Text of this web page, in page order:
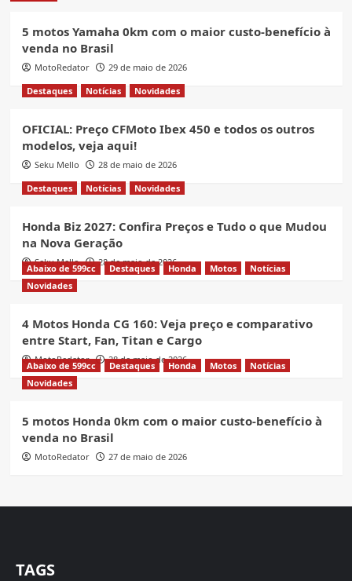
5 motos Yamaha 0km com o maior custo-benefício à
venda no Brasil
MotoRedator
29 de maio de 2026
Destaques
Notícias Novidades
OFICIAL: Preço CFMoto Ibex 450 e todos os outros
modelos, veja aqui!
Seku Mello
28 de maio de 2026
Destaques
Notícias Novidades
Honda Biz 2027: Confira Preços e Tudo o que Mudou
na Nova Geração
Seku Mello 28 de maio de 2026
Abaixo de 599cc Destaques Honda Motos
Notícias
Novidades
4 Motos Honda CG 160: Veja preço e comparativo
entre Start, Fan, Titan e Cargo
MotoRedator 28 de maio de 2026
Abaixo de 599cc Destaques Honda Motos
Notícias
Novidades
5 motos Honda 0km com o maior custo-benefício à
venda no Brasil
MotoRedator 27 de maio de 2026
TAGS